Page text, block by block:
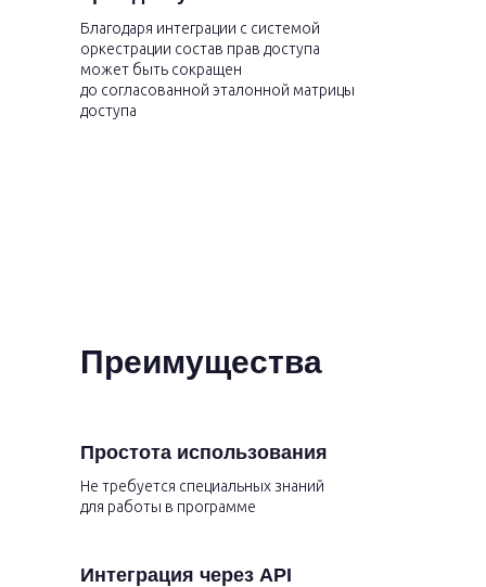
Благодаря интеграции с системой
оркестрации состав прав доступа
может быть сокращен
до согласованной эталонной матрицы
доступа
Преимущества
Простота использования
Не требуется специальных знаний
для работы в программе
Интеграция через API